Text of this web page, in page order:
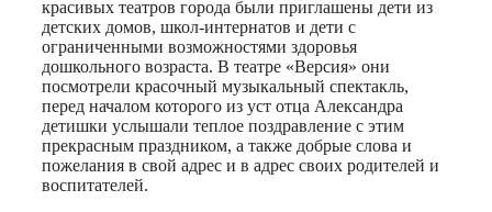
красивых театров города были приглашены дети из
детских домов, школ-интернатов и дети с
ограниченными возможностями здоровья
дошкольного возраста. В театре «Версия» они
посмотрели красочный музыкальный спектакль,
перед началом которого из уст отца Александра
детишки услышали теплое поздравление с этим
прекрасным праздником, а также добрые слова и
пожелания в свой адрес и в адрес своих родителей и
воспитателей.